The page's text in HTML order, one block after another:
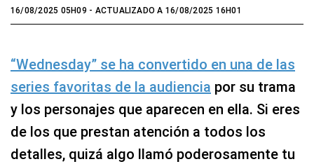
16/08/2025 05H09 - ACTUALIZADO A 16/08/2025 16H01
“Wednesday” se ha convertido en una de las
series favoritas de la audiencia por su trama
y los personajes que aparecen en ella. Si eres
de los que prestan atención a todos los
detalles, quizá algo llamó poderosamente tu